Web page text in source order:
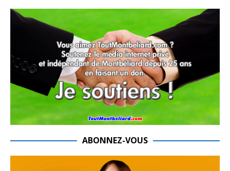
ABONNEZ-VOUS